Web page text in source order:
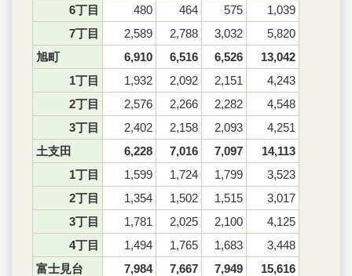
6丁目
480 464 575
1,039
7丁目
2,589 2,788 3,032
5,820
旭町
6,910 6,516 6,526
13,042
1丁目
1,932 2,092 2,151
4,243
2丁目
2,576 2,266 2,282
4,548
3丁目
2,402 2,158 2,093
4,251
土支田
6,228 7,016 7,097
14,113
1丁目
1,599 1,724 1,799
3,523
2丁目
1,354 1,502 1,515
3,017
3丁目
1,781 2,025 2,100
4,125
4丁目
1,494 1,765 1,683
3,448
富士見台
7,984 7,667 7,949
15,616